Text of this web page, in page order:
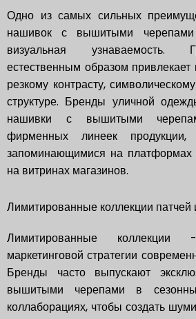
Одно из самых сильных
нашивок с вышитыми
визуальная узнаваемость.
естественным образом
резкому контрасту,
структуре. Бренды уличной
нашивки с вышитыми
фирменных линеек продукции,
запоминающимися на платформах
на витринах магазинов.
Лимитированные коллекции
Лимитированные
маркетинговой стратегии
Бренды часто выпускают
вышитыми черепами в
коллаборациях, чтобы создать